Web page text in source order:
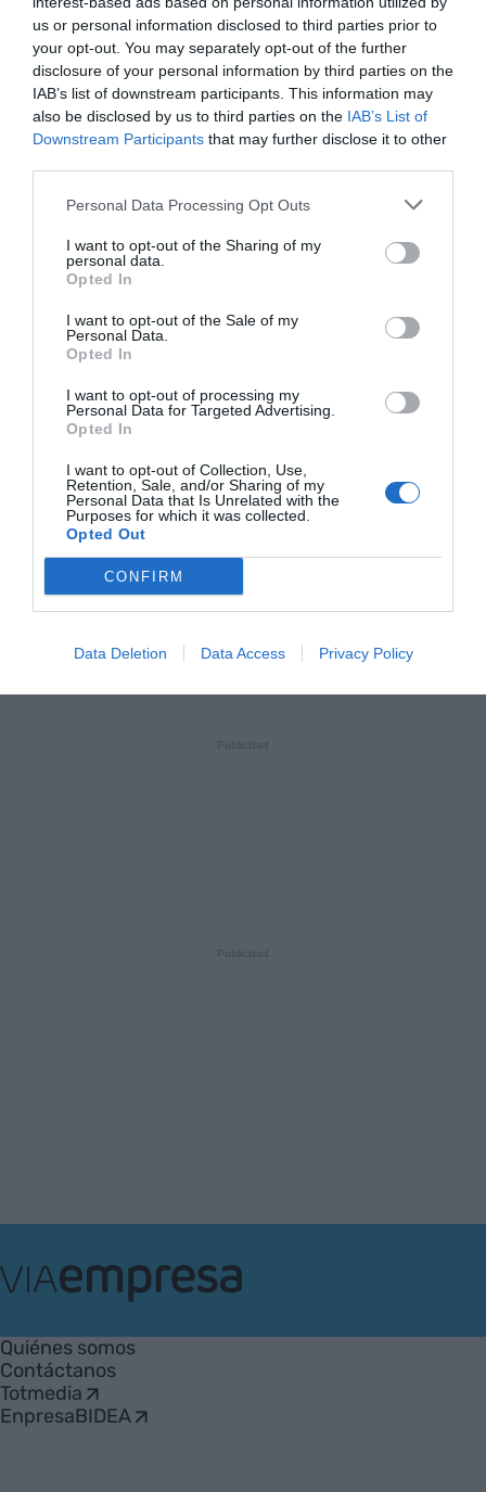
us or personal information disclosed to third parties prior to
your opt-out. You may separately opt-out of the further
disclosure of your personal information by third parties on the
IAB’s list of downstream participants. This information may
also be disclosed by us to third parties on the IAB’s List of
Downstream Participants that may further disclose it to other
Personal Data Processing Opt Outs
I want to opt-out of the Sharing of my
personal data.
Opted In
I want to opt-out of the Sale of my
Personal Data.
Opted In
I want to opt-out of processing my
Personal Data for Targeted Advertising.
Opted In
I want to opt-out of Collection, Use,
Retention, Sale, and/or Sharing of my
Personal Data that Is Unrelated with the
Purposes for which it was collected.
Opted Out
CONFIRM
Data Deletion Data Access Privacy Policy
Empresa
Quiénes somos
Contáctanos
Totmedia
EnpresaBIDEA